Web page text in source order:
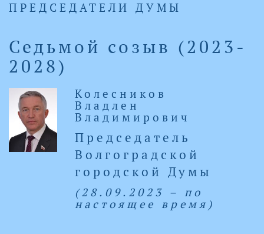
ПРЕДСЕДАТЕЛИ ДУМЫ
Седьмой созыв (2023-
2028)
Колесников
Владлен
Владимирович
Председатель
Волгоградской
городской Думы
(28.09.2023 – по
настоящее время)